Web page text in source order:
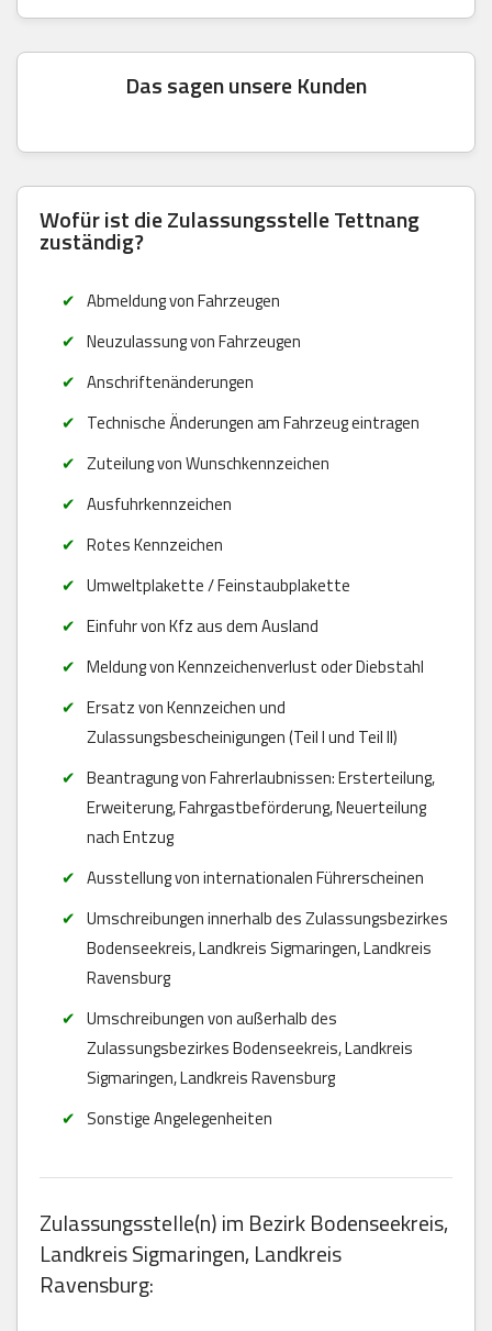
Das sagen unsere Kunden
Wofür ist die Zulassungsstelle Tettnang
zuständig?
Abmeldung von Fahrzeugen
Neuzulassung von Fahrzeugen
Anschriftenänderungen
Technische Änderungen am Fahrzeug eintragen
Zuteilung von Wunschkennzeichen
Ausfuhrkennzeichen
Rotes Kennzeichen
Umweltplakette / Feinstaubplakette
Einfuhr von Kfz aus dem Ausland
Meldung von Kennzeichenverlust oder Diebstahl
Ersatz von Kennzeichen und
Zulassungsbescheinigungen (Teil I und Teil II)
Beantragung von Fahrerlaubnissen: Ersterteilung,
Erweiterung, Fahrgastbeförderung, Neuerteilung
nach Entzug
Ausstellung von internationalen Führerscheinen
Umschreibungen innerhalb des Zulassungsbezirkes
Bodenseekreis, Landkreis Sigmaringen, Landkreis
Ravensburg
Umschreibungen von außerhalb des
Zulassungsbezirkes Bodenseekreis, Landkreis
Sigmaringen, Landkreis Ravensburg
Sonstige Angelegenheiten
Zulassungsstelle(n) im Bezirk Bodenseekreis,
Landkreis Sigmaringen, Landkreis
Ravensburg: